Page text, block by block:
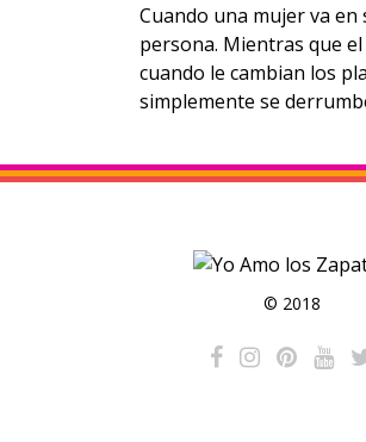
Cuando una mujer va en
persona. Mientras que el
cuando le cambian los
simplemente se
© 2018